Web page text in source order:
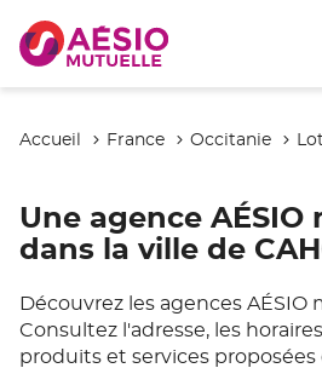
Accueil France Occitanie Lot
Une agence AÉSIO
dans la ville de
Découvrez les agences AÉSIO
Consultez l'adresse, les
produits et services proposées